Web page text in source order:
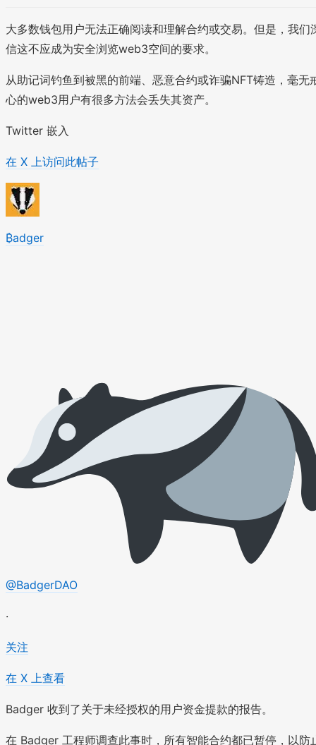
大多数钱包用户无法正确阅读和理解合约或交易。但是，我们
信这不应成为安全浏览web3空间的要求。
从助记词钓鱼到被黑的前端、恶意合约或诈骗NFT铸造，毫无
心的web3用户有很多方法会丢失其资产。
Twitter 嵌入
在 X 上访问此帖子
₿adger
@BadgerDAO
·
关注
在 X 上查看
Badger 收到了关于未经授权的用户资金提款的报告。
在 Badger 工程师调查此事时，所有智能合约都已暂停，以防